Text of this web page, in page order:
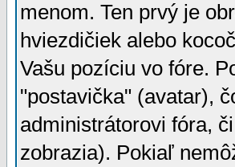
menom. Ten prvý je
hviezdičiek alebo
Vašu pozíciu vo fóre.
"postavička" (avatar),
administrátorovi fóra,
zobrazia). Pokiaľ